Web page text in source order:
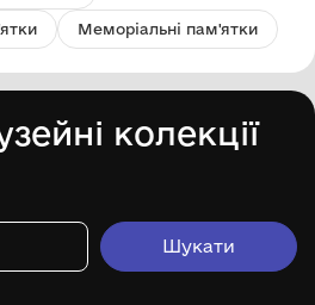
Меморіальні пам'ятки
колекції